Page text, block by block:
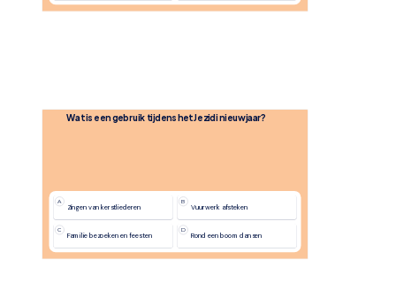
Wat is een gebruik tijdens het Jezidi nieuwjaar?
A
Zingen van kerstliederen
B
Vuurwerk afsteken
C
Familie bezoeken en feesten
D
Rond een boom dansen